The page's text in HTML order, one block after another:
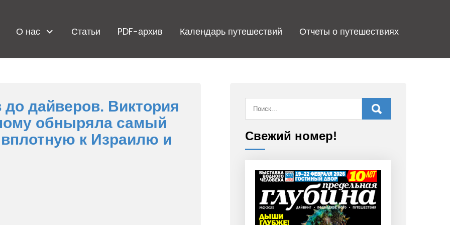
О нас Статьи PDF-архив Календарь путешествий Отчеты о путешествиях
до дайверов. Виктория
обныряла самый
к Израилю и
Свежий номер!